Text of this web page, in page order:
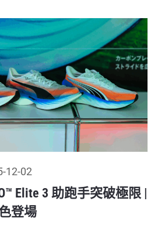
12-02
Elite 3 助跑手突破極限 |
登場